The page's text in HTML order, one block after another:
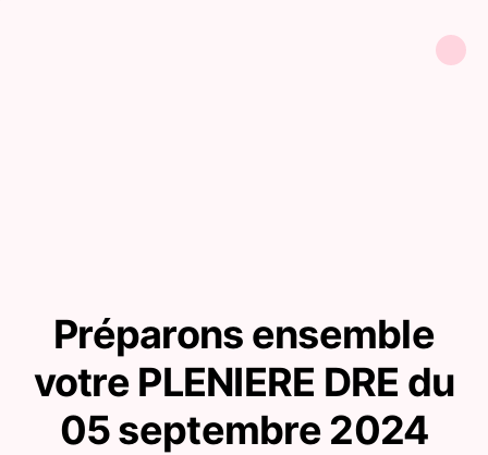
Préparons ensemble
votre PLENIERE DRE du
05 septembre 2024